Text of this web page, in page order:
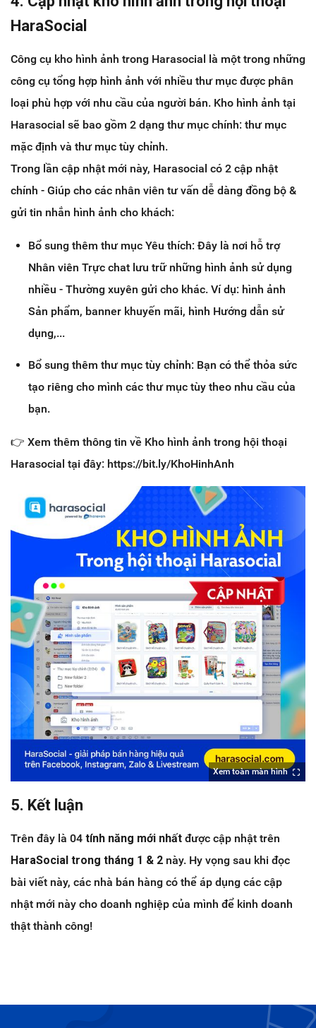
HaraSocial
Công cụ kho hình ảnh trong Harasocial là một trong những
công cụ tổng hợp hình ảnh với nhiều thư mục được phân
loại phù hợp với nhu cầu của người bán. Kho hình ảnh tại
Harasocial sẽ bao gồm 2 dạng thư mục chính: thư mục
mặc định và thư mục tùy chỉnh.
Trong lần cập nhật mới này, Harasocial có 2 cập nhật
chính - Giúp cho các nhân viên tư vấn dễ dàng đồng bộ &
gửi tin nhắn hình ảnh cho khách:
Bổ sung thêm thư mục Yêu thích: Đây là nơi hỗ trợ
Nhân viên Trực chat lưu trữ những hình ảnh sử dụng
nhiều - Thường xuyên gửi cho khác. Ví dụ: hình ảnh
Sản phẩm, banner khuyến mãi, hình Hướng dẫn sử
dụng,...
Bổ sung thêm thư mục tùy chỉnh: Bạn có thể thỏa sức
tạo riêng cho mình các thư mục tùy theo nhu cầu của
bạn.
👉 Xem thêm thông tin về Kho hình ảnh trong hội thoại
Harasocial tại đây: https://bit.ly/KhoHinhAnh
Xem toàn màn hình
5. Kết luận
Trên đây là 04 tính năng mới nhất được cập nhật trên
HaraSocial trong tháng 1 & 2 này. Hy vọng sau khi đọc
bài viết này, các nhà bán hàng có thể áp dụng các cập
nhật mới này cho doanh nghiệp của mình để kinh doanh
thật thành công!